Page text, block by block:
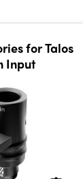
for Talos
Input